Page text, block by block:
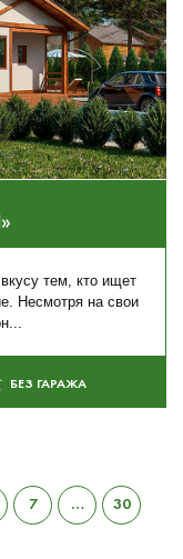
тем, кто ищет
Несмотря на свои
БЕЗ ГАРАЖА
7 … 30